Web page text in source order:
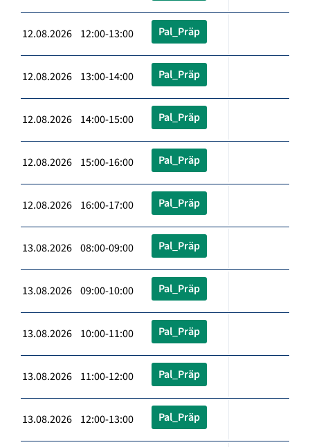
12.08.2026 12:00-13:00 Pal_Präp
12.08.2026 13:00-14:00 Pal_Präp
12.08.2026 14:00-15:00 Pal_Präp
12.08.2026 15:00-16:00 Pal_Präp
12.08.2026 16:00-17:00 Pal_Präp
13.08.2026 08:00-09:00 Pal_Präp
13.08.2026 09:00-10:00 Pal_Präp
13.08.2026 10:00-11:00 Pal_Präp
13.08.2026 11:00-12:00 Pal_Präp
13.08.2026 12:00-13:00 Pal_Präp